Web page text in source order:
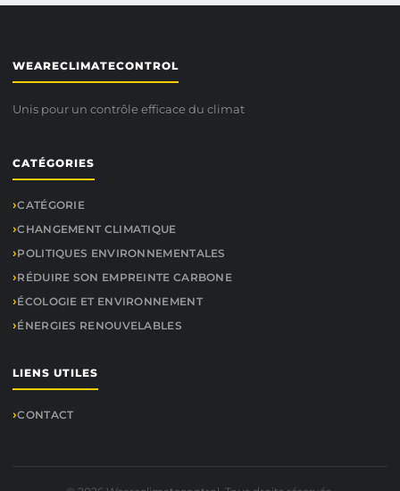
WEARECLIMATECONTROL
Unis pour un contrôle efficace du climat
CATÉGORIES
CATÉGORIE
CHANGEMENT CLIMATIQUE
POLITIQUES ENVIRONNEMENTALES
RÉDUIRE SON EMPREINTE CARBONE
ÉCOLOGIE ET ENVIRONNEMENT
ÉNERGIES RENOUVELABLES
LIENS UTILES
CONTACT